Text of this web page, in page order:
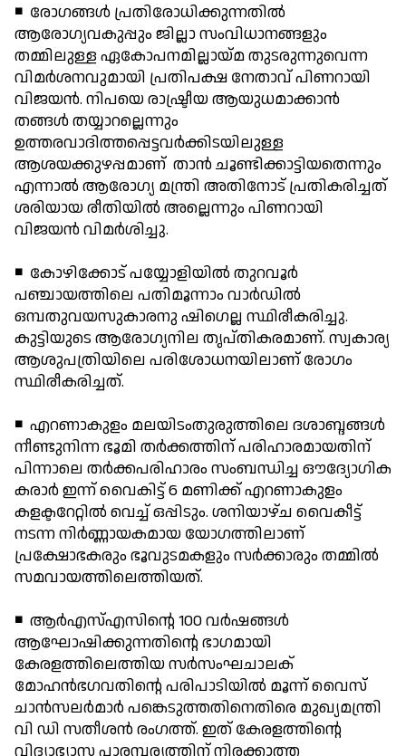
◾ രോഗങ്ങള്‍ പ്രതിരോധിക്കുന്നതില്‍
ആരോഗ്യവകുപ്പും ജില്ലാ സംവിധാനങ്ങളും
തമ്മിലുള്ള ഏകോപനമില്ലായ്മ തുടരുന്നുവെന്ന
വിമര്‍ശനവുമായി പ്രതിപക്ഷ നേതാവ് പിണറായി
വിജയന്‍. നിപയെ രാഷ്ട്രീയ ആയുധമാക്കാന്‍
തങ്ങള്‍ തയ്യാറല്ലെന്നും
ഉത്തരവാദിത്തപ്പെട്ടവര്‍ക്കിടയിലുള്ള
ആശയക്കുഴപ്പമാണ് താന്‍ ചൂണ്ടിക്കാട്ടിയതെന്നും
എന്നാല്‍ ആരോഗ്യ മന്ത്രി അതിനോട് പ്രതികരിച്ചത്
ശരിയായ രീതിയില്‍ അല്ലെന്നും പിണറായി
വിജയന്‍ വിമര്‍ശിച്ചു.
◾ കോഴിക്കോട് പയ്യോളിയില്‍ തുറവൂര്‍
പഞ്ചായത്തിലെ പതിമൂന്നാം വാര്‍ഡില്‍
ഒമ്പതുവയസുകാരനു ഷിഗെല്ല സ്ഥിരീകരിച്ചു.
കുട്ടിയുടെ ആരോഗ്യനില തൃപ്തികരമാണ്. സ്വകാര്യ
ആശുപത്രിയിലെ പരിശോധനയിലാണ് രോഗം
സ്ഥിരീകരിച്ചത്.
◾ എറണാകുളം മലയിടംതുരുത്തിലെ ദശാബ്ദങ്ങള്‍
നീണ്ടുനിന്ന ഭൂമി തര്‍ക്കത്തിന് പരിഹാരമായതിന്
പിന്നാലെ തര്‍ക്കപരിഹാരം സംബന്ധിച്ച ഔദ്യോഗിക
കരാര്‍ ഇന്ന് വൈകിട്ട് 6 മണിക്ക് എറണാകുളം
കളക്ടറേറ്റില്‍ വെച്ച് ഒപ്പിടും. ശനിയാഴ്ച വൈകീട്ട്
നടന്ന നിര്‍ണ്ണായകമായ യോഗത്തിലാണ്
പ്രക്ഷോഭകരും ഭൂവുടമകളും സര്‍ക്കാരും തമ്മില്‍
സമവായത്തിലെത്തിയത്.
◾ ആര്‍എസ്എസിന്റെ 100 വര്‍ഷങ്ങള്‍
ആഘോഷിക്കുന്നതിന്റെ ഭാഗമായി
കേരളത്തിലെത്തിയ സര്‍സംഘചാലക്
മോഹന്‍ഭഗവതിന്റെ പരിപാടിയില്‍ മൂന്ന് വൈസ്
ചാന്‍സലര്‍മാര്‍ പങ്കെടുത്തതിനെതിരെ മുഖ്യമന്ത്രി
വി ഡി സതീശന്‍ രംഗത്ത്. ഇത് കേരളത്തിന്റെ
വിദ്യാഭ്യാസ പാരമ്പര്യത്തിന് നിരക്കാത്ത